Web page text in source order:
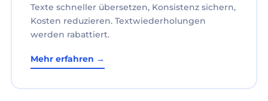
Texte schneller übersetzen, Konsistenz sichern,
Kosten reduzieren. Textwiederholungen
werden rabattiert.
Mehr erfahren →